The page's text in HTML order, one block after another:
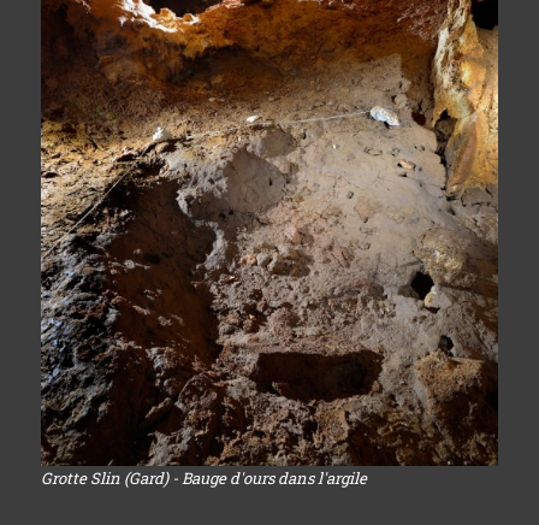
Grotte Slin (Gard) - Bauge d'ours dans l'argile